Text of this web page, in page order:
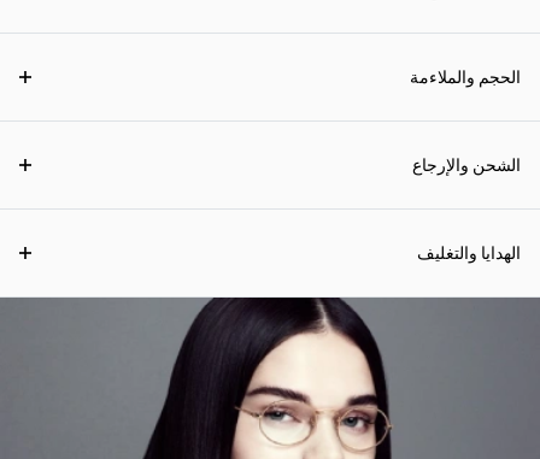
الحجم والملاءمة
الشحن والإرجاع
الهدايا والتغليف